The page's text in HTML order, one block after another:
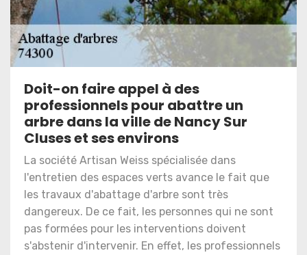
Doit-on faire appel à des
professionnels pour abattre un
arbre dans la ville de Nancy Sur
Cluses et ses environs
La société Artisan Weiss spécialisée dans
l'entretien des espaces verts avance le fait que
les travaux d'abattage d'arbre sont très
dangereux. De ce fait, les personnes qui ne sont
pas formées pour les interventions doivent
s'abstenir d'intervenir. En effet, les professionnels